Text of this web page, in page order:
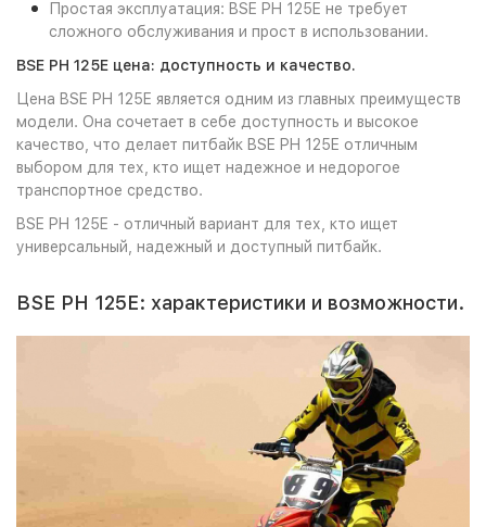
Простая эксплуатация: BSE PH 125E не требует
сложного обслуживания и прост в использовании.
BSE PH 125E цена: доступность и качество.
Цена BSE PH 125E является одним из главных преимуществ
модели. Она сочетает в себе доступность и высокое
качество, что делает питбайк BSE PH 125E отличным
выбором для тех, кто ищет надежное и недорогое
транспортное средство.
BSE PH 125E - отличный вариант для тех, кто ищет
универсальный, надежный и доступный питбайк.
BSE PH 125E: характеристики и возможности.